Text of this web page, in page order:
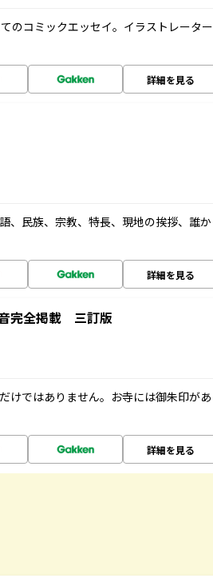
のコミックエッセイ。イラストレーター
詳細を見る
、民族、宗教、特長、現地の挨拶、誰か
詳細を見る
完全掲載 三訂版
けではありません。お寺には御朱印があ
詳細を見る